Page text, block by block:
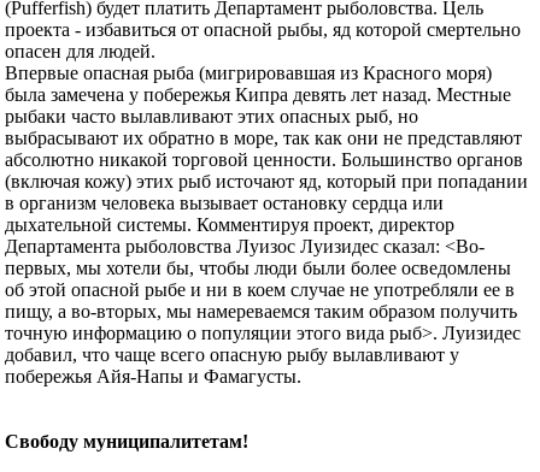
(Pufferfish) будет платить Департамент рыболовства. Цель
проекта - избавиться от опасной рыбы, яд которой смертельно
опасен для людей.
Впервые опасная рыба (мигрировавшая из Красного моря)
была замечена у побережья Кипра девять лет назад. Местные
рыбаки часто вылавливают этих опасных рыб, но
выбрасывают их обратно в море, так как они не представляют
абсолютно никакой торговой ценности. Большинство органов
(включая кожу) этих рыб источают яд, который при попадании
в организм человека вызывает остановку сердца или
дыхательной системы. Комментируя проект, директор
Департамента рыболовства Луизос Луизидес сказал: <Во-
первых, мы хотели бы, чтобы люди были более осведомлены
об этой опасной рыбе и ни в коем случае не употребляли ее в
пищу, а во-вторых, мы намереваемся таким образом получить
точную информацию о популяции этого вида рыб>. Луизидес
добавил, что чаще всего опасную рыбу вылавливают у
побережья Айя-Напы и Фамагусты.
Свободу муниципалитетам!